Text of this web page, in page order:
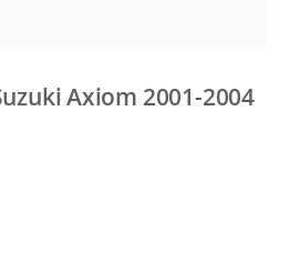
Axiom 2001-2004